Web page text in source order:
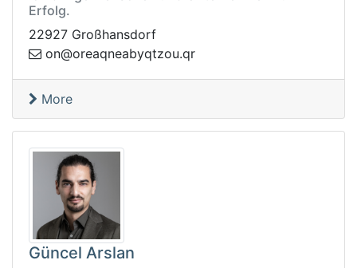
Erfolg.
22927 Großhansdorf
r
q.uoztqybaenqaero@no
More
Güncel Arslan